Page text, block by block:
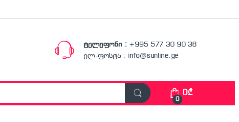
ტელეფონი : +995 577 30 90 38
ელ-ფოსტა : info@sunline.ge
0
0₾